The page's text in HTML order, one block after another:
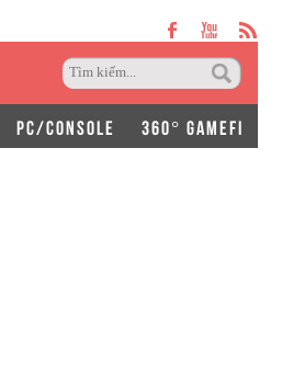
PC/CONSOLE 360° GAMEFI